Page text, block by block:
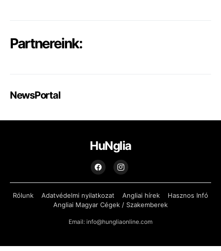
Partnereink:
NewsPortal
HuNglia
Rólunk Adatvédelmi nyilatkozat Angliai hírek
Hasznos Infó
Angliai Magyar Cégek / Szakemberek
Email: info@hungliaonline.com